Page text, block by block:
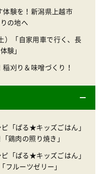
体験を！新潟県上越市
の地へ
）「自家用車で行く、長
験」
刈り＆味噌づくり！
「ぱる★キッズごはん」
鶏肉の照り焼き」
「ぱる★キッズごはん」
ルーツゼリー」